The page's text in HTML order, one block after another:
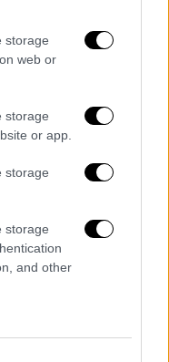
storage
web or
storage
or app.
storage
storage
and other
και
σημάδια
οι